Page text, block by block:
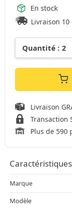
En stock
Livraison 10
Livraison
Transaction
Plus de 590
Caractéristiques
Marque
Modèle